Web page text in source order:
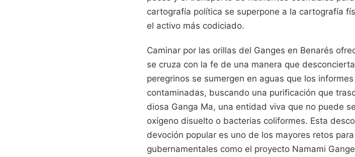
cartografía política se superpone a la cartografía
el activo más codiciado.
Caminar por las orillas del Ganges en Benarés
se cruza con la fe de una manera que
peregrinos se sumergen en aguas que los
contaminadas, buscando una purificación que
diosa Ganga Ma, una entidad viva que no puede
oxígeno disuelto o bacterias coliformes. Esta
devoción popular es uno de los mayores retos
gubernamentales como el proyecto Namami